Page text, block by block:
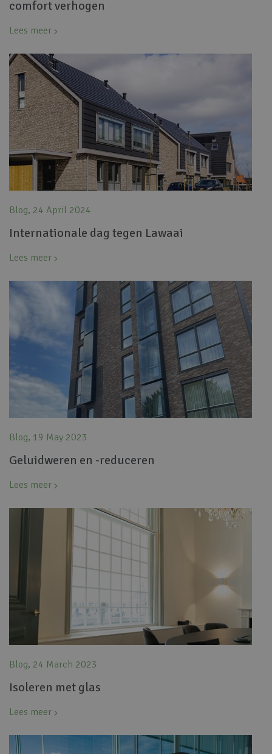
comfort verhogen
Lees meer
Blog, 24 April 2024
Internationale dag tegen Lawaai
Lees meer
Blog, 19 May 2023
Geluidweren en -reduceren
Lees meer
Blog, 24 March 2023
Isoleren met glas
Lees meer